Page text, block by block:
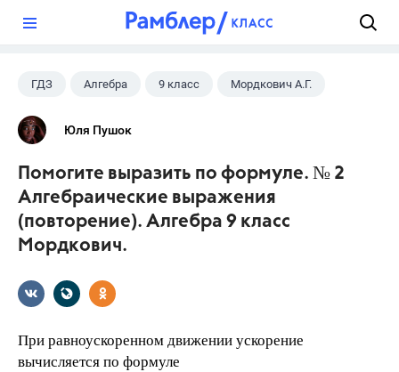
ГДЗ Алгебра 9 класс Мордкович А.Г.
Юля Пушок
Помогите выразить по формуле. № 2
Алгебраические выражения
(повторение). Алгебра 9 класс
Мордкович.
При равноускоренном движении ускорение
вычисляется по формуле